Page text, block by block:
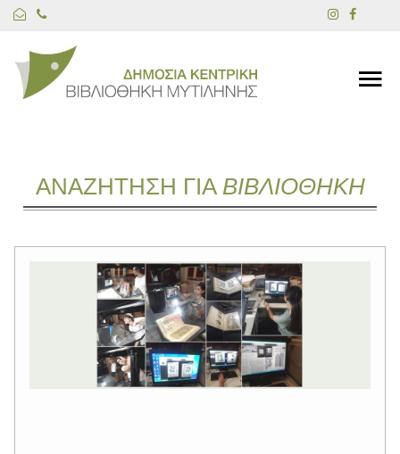
ΑΝΑΖΗΤΗΣΗ ΓΙΑ ΒΙΒΛΙΟΘΗΚΗ